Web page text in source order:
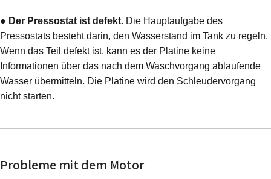
● Der Pressostat ist defekt. Die Hauptaufgabe des
Pressostats besteht darin, den Wasserstand im Tank zu regeln.
Wenn das Teil defekt ist, kann es der Platine keine
Informationen über das nach dem Waschvorgang ablaufende
Wasser übermitteln. Die Platine wird den Schleudervorgang
nicht starten.
Probleme mit dem Motor